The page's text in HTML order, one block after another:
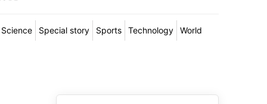
Science Special story Sports Technology World